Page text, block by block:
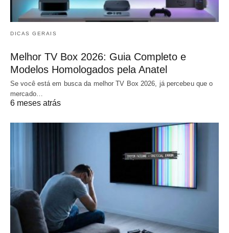
DICAS GERAIS
Melhor TV Box 2026: Guia Completo e
Modelos Homologados pela Anatel
Se você está em busca da melhor TV Box 2026, já percebeu que o
mercado…
6 meses atrás